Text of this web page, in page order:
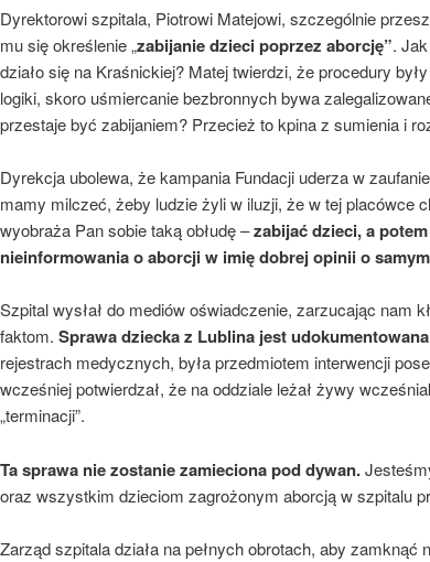
Dyrektorowi szpitala, Piotrowi Matejowi, szczególnie
mu się określenie „zabijanie dzieci poprzez aborcję”.
działo się na Kraśnickiej? Matej twierdzi, że procedury
logiki, skoro uśmiercanie bezbronnych bywa
przestaje być zabijaniem? Przecież to kpina z sumienia i
Dyrekcja ubolewa, że kampania Fundacji uderza w
mamy milczeć, żeby ludzie żyli w iluzji, że w tej placówce
wyobraża Pan sobie taką obłudę –zabijać dzieci, a
nieinformowania o aborcji w imię dobrej opinii o
Szpital wysłał do mediów oświadczenie, zarzucając nam
faktom. Sprawa dziecka z Lublina jest udokumentowana
rejestrach medycznych, była przedmiotem interwencji
wcześniej potwierdzał, że na oddziale leżał żywy
„terminacji”.
Ta sprawa nie zostanie zamieciona pod dywan.
oraz wszystkim dzieciom zagrożonym aborcją w szpitalu
Zarząd szpitala działa na pełnych obrotach, aby zamknąć